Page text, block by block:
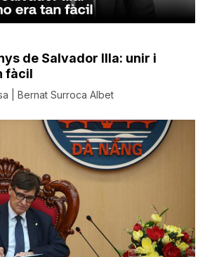
de Salvador Illa: unir i
fàcil
| Bernat Surroca Albet